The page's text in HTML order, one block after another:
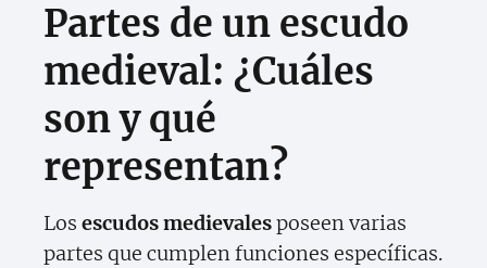
Partes de un escudo
medieval: ¿Cuáles
son y qué
representan?
Los escudos medievalesposeen varias
partes que cumplen funciones específicas.